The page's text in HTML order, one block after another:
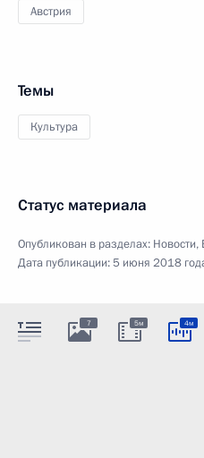
Австрия
Темы
Культура
Статус материала
Опубликован в разделах: Новости,
Дата публикации:5 июня 2018
7 5м 4м